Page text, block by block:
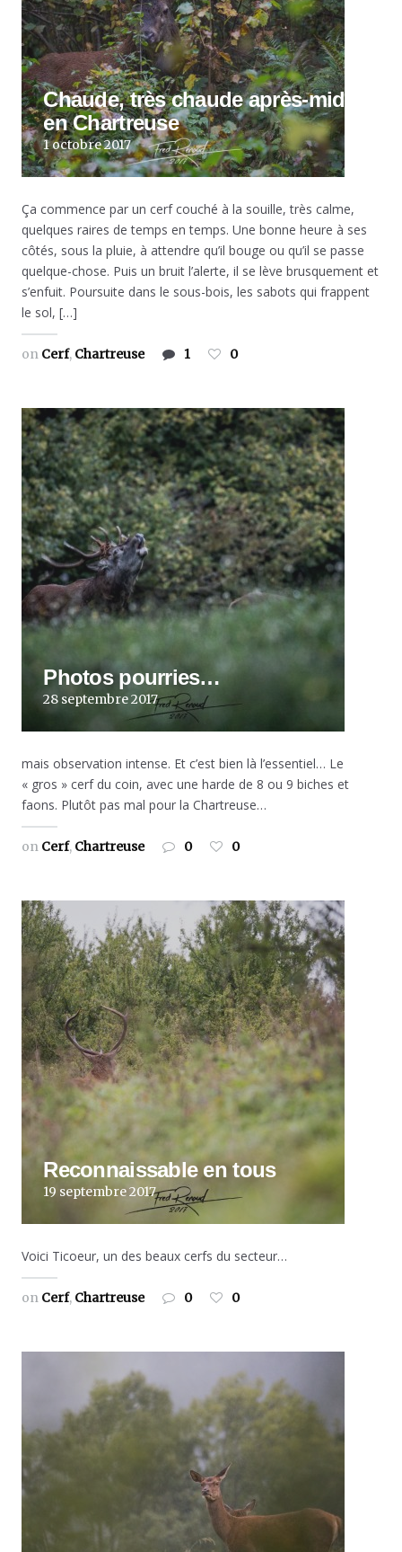
Chaude, très chaude après-midi
en Chartreuse
1 octobre 2017
Ça commence par un cerf couché à la souille, très calme,
quelques raires de temps en temps. Une bonne heure à ses
côtés, sous la pluie, à attendre qu’il bouge ou qu’il se passe
quelque-chose. Puis un bruit l’alerte, il se lève brusquement et
s’enfuit. Poursuite dans le sous-bois, les sabots qui frappent
le sol, […]
on Cerf, Chartreuse 1 0
Photos pourries…
28 septembre 2017
mais observation intense. Et c’est bien là l’essentiel… Le
« gros » cerf du coin, avec une harde de 8 ou 9 biches et
faons. Plutôt pas mal pour la Chartreuse…
on Cerf, Chartreuse 0 0
Reconnaissable en tous
19 septembre 2017
Voici Ticoeur, un des beaux cerfs du secteur…
on Cerf, Chartreuse 0 0